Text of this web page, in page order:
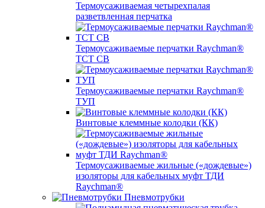
Термоусаживаемая четырехпалая
разветвленная перчатка
Термоусаживаемые перчатки Raychman®
TCT CB
Термоусаживаемые перчатки Raychman®
ТУП
Винтовые клеммные колодки (КК)
Термоусаживаемые жильные («дождевые»)
изоляторы для кабельных муфт ТДИ
Raychman®
Пневмотрубки